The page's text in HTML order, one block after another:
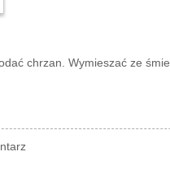
chrzan. Wymieszać ze